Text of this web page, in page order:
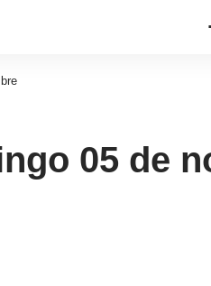
05 de